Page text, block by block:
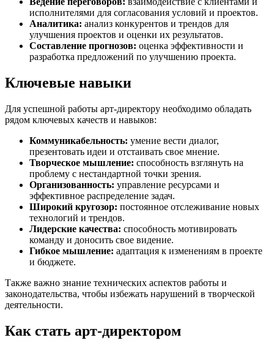
исполнителями для согласования условий и проектов.
Аналитика: анализ конкурентов и трендов для
улучшения проектов и оценки их результатов.
Составление прогнозов: оценка эффективности и
разработка предложений по улучшению проекта.
Ключевые навыки
Для успешной работы арт-директору необходимо обладать
рядом ключевых качеств и навыков:
Коммуникабельность: умение вести диалог,
презентовать идеи и отстаивать свое мнение.
Творческое мышление: способность взглянуть на
проблему с нестандартной точки зрения.
Организованность: управление ресурсами и
эффективное распределение задач.
Широкий кругозор: постоянное отслеживание новых
технологий и трендов.
Лидерские качества: способность мотивировать
команду и доносить свое видение.
Гибкое мышление: адаптация к изменениям в проекте
и бюджете.
Также важно знание технических аспектов работы и
законодательства, чтобы избежать нарушений в творческой
деятельности.
Как стать арт-директором